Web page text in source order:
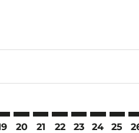
20
XIY–VTE: cmp-view-
21
XIY–VTE: cmp-
22
XIY–VTE:
23 24 25